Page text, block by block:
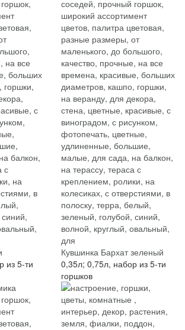
из 5-ти
Кувшинка Бархат зеленый
0,35л; 0,75л, набор из 5-ти
горшков